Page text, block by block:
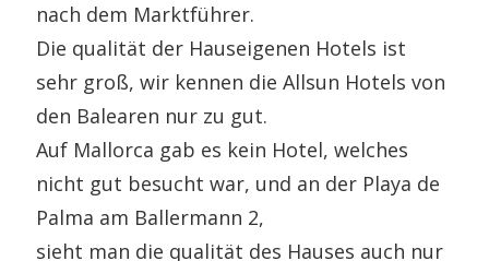
nach dem Marktführer.
Die qualität der Hauseigenen Hotels ist
sehr groß, wir kennen die Allsun Hotels von
den Balearen nur zu gut.
Auf Mallorca gab es kein Hotel, welches
nicht gut besucht war, und an der Playa de
Palma am Ballermann 2,
sieht man die qualität des Hauses auch nur